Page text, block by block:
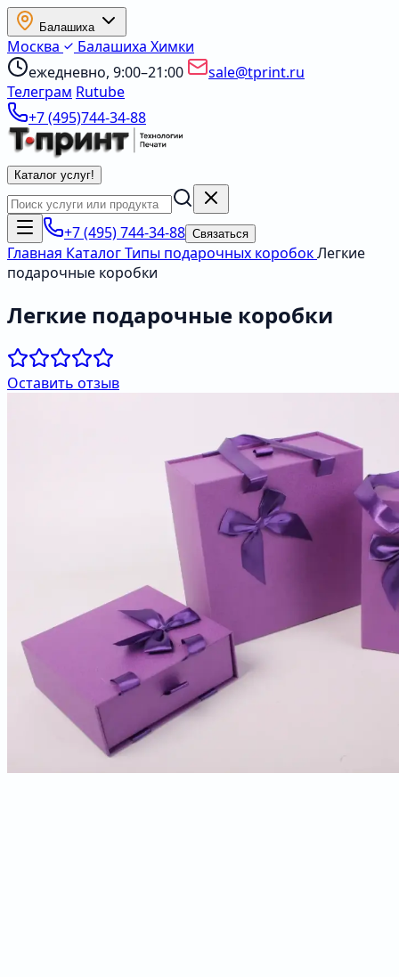
Балашиха
Москва Балашиха Химки
ежедневно, 9:00–21:00
sale@tprint.ru
Телеграм Rutube
+7 (495)744-34-88
Каталог услуг!
+7 (495) 744-34-88 Связаться
Главная КаталогТипы подарочных коробокЛегкие
подарочные коробки
Легкие подарочные коробки
Оставить отзыв